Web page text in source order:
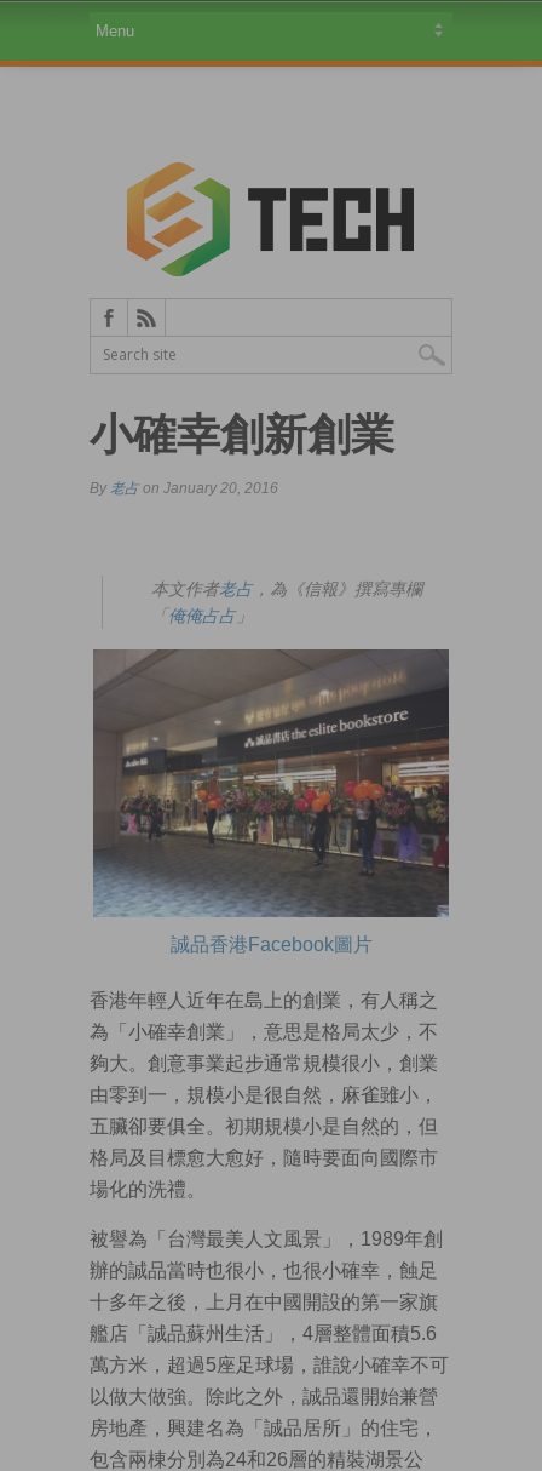
小確幸創新創業
By 老占 on January 20, 2016
本文作者老占，為《信報》撰寫專欄
「俺俺占占」
誠品香港Facebook圖片
香港年輕人近年在島上的創業，有人稱之
為「小確幸創業」，意思是格局太少，不
夠大。創意事業起步通常規模很小，創業
由零到一，規模小是很自然，麻雀雖小，
五臟卻要俱全。初期規模小是自然的，但
格局及目標愈大愈好，隨時要面向國際市
場化的洗禮。
被譽為「台灣最美人文風景」，1989年創
辦的誠品當時也很小，也很小確幸，蝕足
十多年之後，上月在中國開設的第一家旗
艦店「誠品蘇州生活」，4層整體面積5.6
萬方米，超過5座足球場，誰說小確幸不可
以做大做強。除此之外，誠品還開始兼營
房地產，興建名為「誠品居所」的住宅，
包含兩棟分別為24和26層的精裝湖景公